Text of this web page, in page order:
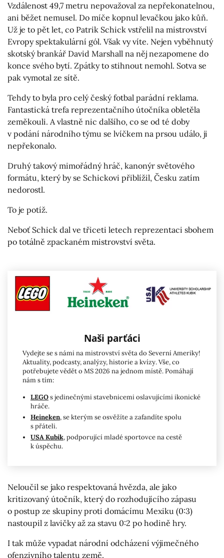
Vzdálenost 49,7 metru nepovažoval za nepřekonatelnou,
ani běžet nemusel. Do míče kopnul levačkou jako kůň.
Už je to pět let, co Patrik Schick vstřelil na mistrovství
Evropy spektakulární gól. Však vy víte. Nejen vyběhnutý
skotský brankář David Marshall na něj nezapomene do
konce svého bytí. Zpátky to stihnout nemohl. Sotva se
pak vymotal ze sítě.
Tehdy to byla pro celý český fotbal parádní reklama.
Fantastická trefa reprezentačního útočníka obletěla
zeměkouli. A vlastně nic dalšího, co se od té doby
v podání národního týmu se lvíčkem na prsou událo, ji
nepřekonalo.
Druhý takový mimořádný hráč, kanonýr světového
formátu, který by se Schickovi přiblížil, Česku zatím
nedorostl.
To je potíž.
Neboť Schick dal ve třiceti letech reprezentaci sbohem
po totálně zpackaném mistrovství světa.
Naši parťáci
Vydejte se s námi na mistrovství světa do Severní Ameriky!
Aktuality, podcasty, analýzy, historie a kvízy. Vše, co
potřebujete vědět o MS 2026 na jednom místě. Pomáhají
nám s tím:
LEGOs jedinečnými stavebnicemi oslavujícími ikonické
hráče.
Heineken, se kterým se osvěžíte a zafandíte spolu
s přáteli.
USA Kubik, podporující mladé sportovce na cestě
k úspěchu.
Neloučil se jako respektovaná hvězda, ale jako
kritizovaný útočník, který do rozhodujícího zápasu
o postup ze skupiny proti domácímu Mexiku (0:3)
nastoupil z lavičky až za stavu 0:2 po hodině hry.
I tak může vypadat národní odcházení výjimečného
ofenzivního talentu země.